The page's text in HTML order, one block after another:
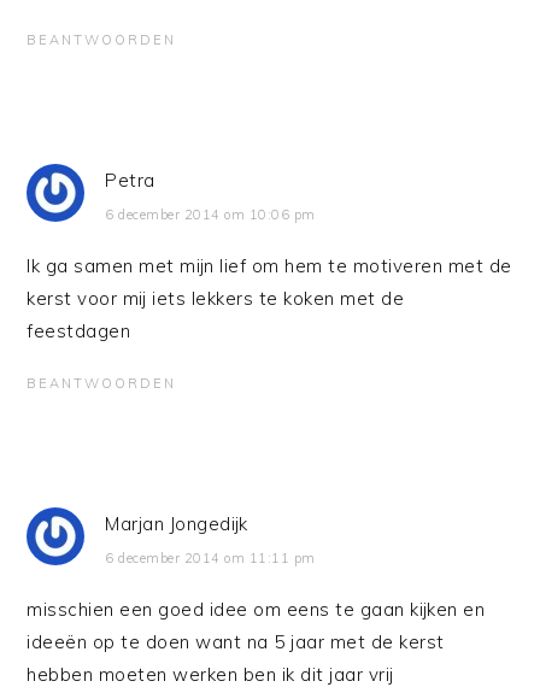
BEANTWOORDEN
Petra
6 december 2014 om 10:06 pm
Ik ga samen met mijn lief om hem te motiveren met de
kerst voor mij iets lekkers te koken met de
feestdagen
BEANTWOORDEN
Marjan Jongedijk
6 december 2014 om 11:11 pm
misschien een goed idee om eens te gaan kijken en
ideeën op te doen want na 5 jaar met de kerst
hebben moeten werken ben ik dit jaar vrij